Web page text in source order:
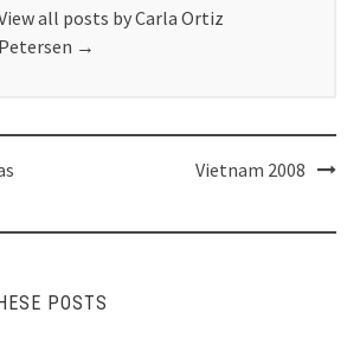
all posts by Carla Ortiz
Petersen →
Vietnam 2008
POSTS